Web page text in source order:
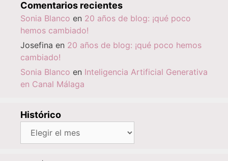
Comentarios recientes
Sonia Blanco en 20 años de blog: ¡qué poco
hemos cambiado!
Josefina en 20 años de blog: ¡qué poco hemos
cambiado!
Sonia Blanco en Inteligencia Artificial Generativa
en Canal Málaga
Histórico